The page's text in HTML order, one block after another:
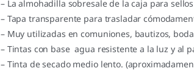
– La almohadilla sobresale de la caja para
– Tapa transparente para trasladar
– Muy utilizadas en comuniones, bautizos,
– Tintas con base agua resistente a la luz y al
– Tinta de secado medio lento.